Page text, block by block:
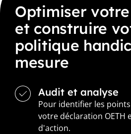
Optimiser
et construire
politique
mesure
Audit et analyse
Pour identifier les
votre déclaration OETH
d'action.